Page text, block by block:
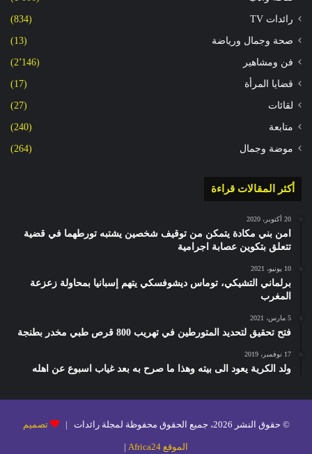
رائدات TV (834)
صحة وجمال ورياضة (13)
فن ومشاهير (2٬146)
قضايا المرأة (17)
لقائات (27)
متابعة (240)
موضة وجمال (264)
أكثر المقالات قراءة
20 أكتوبر، 2020
امن بني مكادة يتمكن من توقيف شخصين يشتبه تورطهما في قضية
تتعلق بتكوين عصابة اجرامية
10 يونيو، 2021
برلماني التشيكي، توماس ديشوفسكي يتهم إسبانيا بمحاولة زعزعة
المغرب
5 مارس، 2021
فتح تحقيق لتحديد المتورطين في تهريب 800 قرص طبي مخدر بطنجة
17 نوفمبر، 2019
ولد الكرية يعود الى بيته وهذا ما صرح به بعد غياب اسبوع عن اهله
© حقوق النشر 2026، جميع الحقوق محفوظة لمجلة رائدات | تصميم
الموقع Africa24 |